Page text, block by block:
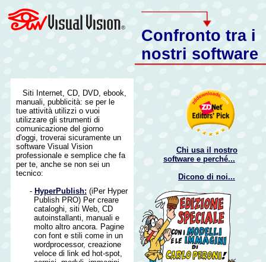
Confronto tra i
nostri software
Siti Internet, CD, DVD, ebook,
manuali, pubblicità: se per le
tue attività utilizzi o vuoi
utilizzare gli strumenti di
comunicazione del giorno
d'oggi, troverai sicuramente un
software Visual Vision
professionale e semplice che fa
per te, anche se non sei un
tecnico:
- HyperPublish: (iPer Hyper
Publish PRO) Per creare
cataloghi, siti Web, CD
autoinstallanti, manuali e
molto altro ancora. Pagine
con font e stili come in un
wordprocessor, creazione
veloce di link ed hot-spot,
Chi usa il nostro
software e perché...
Dicono di noi...